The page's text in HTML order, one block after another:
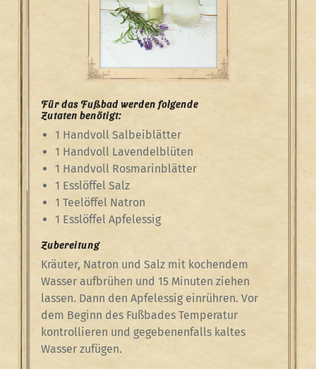
Für das Fußbad werden folgende
Zutaten benötigt:
1 Handvoll Salbeiblätter
1 Handvoll Lavendelblüten
1 Handvoll Rosmarinblätter
1 Esslöffel Salz
1 Teelöffel Natron
1 Esslöffel Apfelessig
Zubereitung
Kräuter, Natron und Salz mit kochendem
Wasser aufbrühen und 15 Minuten ziehen
lassen. Dann den Apfelessig einrühren. Vor
dem Beginn des Fußbades Temperatur
kontrollieren und gegebenenfalls kaltes
Wasser zufügen.